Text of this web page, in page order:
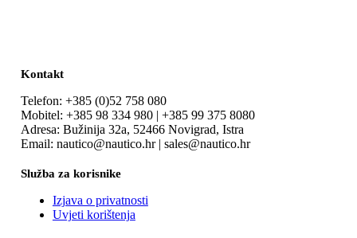
Kontakt
Telefon: +385 (0)52 758 080
Mobitel: +385 98 334 980 | +385 99 375 8080
Adresa: Bužinija 32a, 52466 Novigrad, Istra
Email: nautico@nautico.hr | sales@nautico.hr
Služba za korisnike
Izjava o privatnosti
Uvjeti korištenja